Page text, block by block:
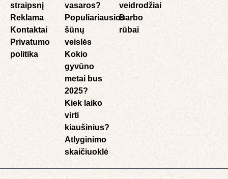
straipsnį
Reklama
Kontaktai
Privatumo
politika
vasaros?
Populiariausios
šūnų
veislės
Kokio
gyvūno
metai bus
2025?
Kiek laiko
virti
kiaušinius?
Atlyginimo
skaičiuoklė​
veidrodžiai
Darbo
rūbai